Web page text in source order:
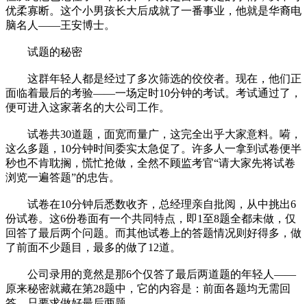
优柔寡断。这个小男孩长大后成就了一番事业，他就是华裔电
脑名人——王安博士。
试题的秘密
这群年轻人都是经过了多次筛选的佼佼者。现在，他们正
面临着最后的考验——一场定时10分钟的考试。考试通过了，
便可进入这家著名的大公司工作。
试卷共30道题，面宽而量广，这完全出乎大家意料。嗬，
这么多题，10分钟时间委实太急促了。许多人一拿到试卷便半
秒也不肯耽搁，慌忙抢做，全然不顾监考官“请大家先将试卷
浏览一遍答题”的忠告。
试卷在10分钟后悉数收齐，总经理亲自批阅，从中挑出6
份试卷。这6份卷面有一个共同特点，即1至8题全都未做，仅
回答了最后两个问题。而其他试卷上的答题情况则好得多，做
了前面不少题目，最多的做了12道。
公司录用的竟然是那6个仅答了最后两道题的年轻人——
原来秘密就藏在第28题中，它的内容是：前面各题均无需回